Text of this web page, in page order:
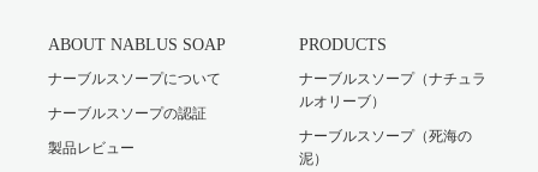
ABOUT NABLUS SOAP
ナーブルスソープについて
ナーブルスソープの認証
製品レビュー
PRODUCTS
ナーブルスソープ（ナチュラ
ルオリーブ）
ナーブルスソープ（死海の
泥）